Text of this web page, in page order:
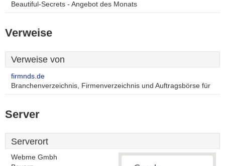
Beautiful-Secrets - Angebot des Monats
Verweise
Verweise von
firmnds.de
Branchenverzeichnis, Firmenverzeichnis und Auftragsbörse für
Server
Serverort
Webme Gmbh